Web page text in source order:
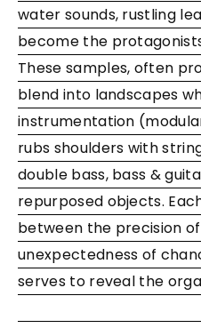
water sounds, rustling
become the
These samples, often
blend into landscapes
instrumentation
rubs shoulders with
double bass, bass &
repurposed objects.
between the precision
unexpectedness of
serves to reveal the